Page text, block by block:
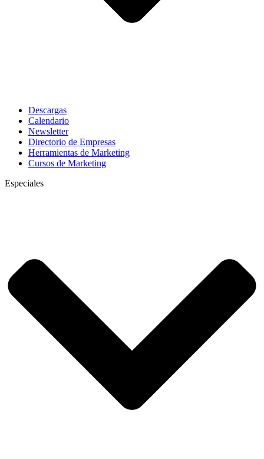
Descargas
Calendario
Newsletter
Directorio de Empresas
Herramientas de Marketing
Cursos de Marketing
Especiales